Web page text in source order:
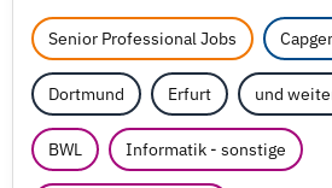
Senior Professional Jobs
Dortmund Erfurt und
BWL Informatik - sonstige